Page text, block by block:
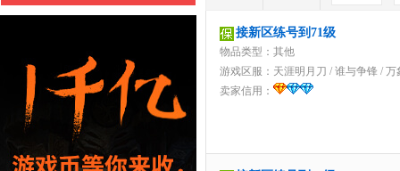
接新区练号到71级
物品类型：其他
游戏区服： 天涯明月刀 / 谁与争锋 / 万
卖家信用：